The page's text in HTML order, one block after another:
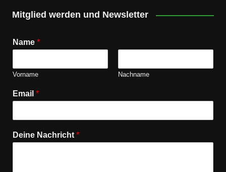
Mitglied werden und Newsletter
Name *
Vorname Nachname
Email *
Deine Nachricht *